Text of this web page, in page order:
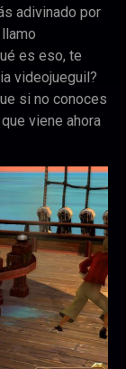
adivinado por
es eso, te
videojueguil?
si no conoces
viene ahora